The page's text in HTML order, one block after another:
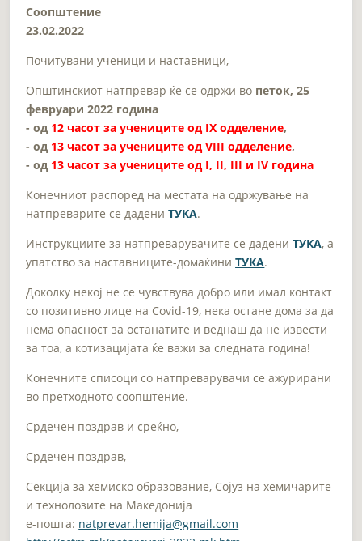
Соопштение
23.02.2022
Почитувани ученици и наставници,
Општинскиот натпревар ќе се одржи во петок, 25
февруари 2022 година
- од 12 часот за учениците од IX одделение,
- од 13 часот за учениците од VIII одделение,
- од 13 часот за учениците од I, II, III и IV година
Конечниот распоред на местата на одржување на
натпреварите се дадениТУКА.
Инструкциите за натпреварувачите се дадениТУКА, а
упатство за наставниците-домаќиниТУКА.
Доколку некој не се чувствува добро или имал контакт
со позитивно лице на Covid-19, нека остане дома за да
нема опасност за останатите и веднаш да не извести
за тоа, а котизацијата ќе важи за следната година!
Конечните списоци со натпреварувачи се ажурирани
во претходното соопштение.
Срдечен поздрав и среќно,
Срдечен поздрав,
Секција за хемиско образование, Сојуз на хемичарите
и технолозите на Македонија
e-пошта: natprevar.hemija@gmail.com